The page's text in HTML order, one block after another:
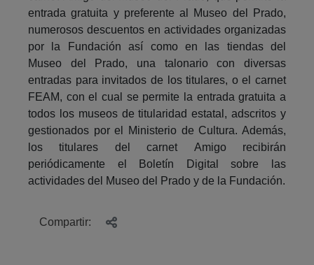
entrada gratuita y preferente al Museo del Prado,
numerosos descuentos en actividades organizadas
por la Fundación así como en las tiendas del
Museo del Prado, una talonario con diversas
entradas para invitados de los titulares, o el carnet
FEAM, con el cual se permite la entrada gratuita a
todos los museos de titularidad estatal, adscritos y
gestionados por el Ministerio de Cultura. Además,
los titulares del carnet Amigo recibirán
periódicamente el Boletín Digital sobre las
actividades del Museo del Prado y de la Fundación.
Compartir: